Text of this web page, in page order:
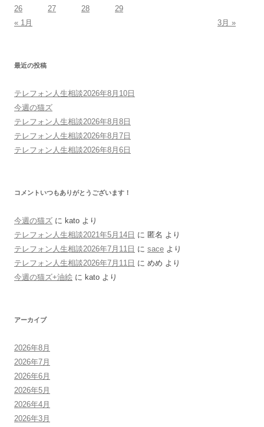
26
27 28
29
« 1月
3月 »
最近の投稿
テレフォン人生相談2026年8月10日
今週の猫ズ
テレフォン人生相談2026年8月8日
テレフォン人生相談2026年8月7日
テレフォン人生相談2026年8月6日
コメントいつもありがとうございます！
今週の猫ズ に kato より
テレフォン人生相談2021年5月14日 に 匿名 より
テレフォン人生相談2026年7月11日 に sace より
テレフォン人生相談2026年7月11日 に めめ より
今週の猫ズ+油絵 に kato より
アーカイブ
2026年8月
2026年7月
2026年6月
2026年5月
2026年4月
2026年3月